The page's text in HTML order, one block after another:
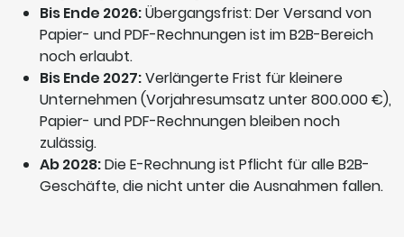
Bis Ende 2026:Übergangsfrist: Der Versand von
Papier- und PDF-Rechnungen ist im B2B-Bereich
noch erlaubt.
Bis Ende 2027:Verlängerte Frist für kleinere
Unternehmen (Vorjahresumsatz unter 800.000 €),
Papier- und PDF-Rechnungen bleiben noch
zulässig.
Ab 2028:Die E-Rechnung ist Pflicht für alle B2B-
Geschäfte, die nicht unter die Ausnahmen fallen.